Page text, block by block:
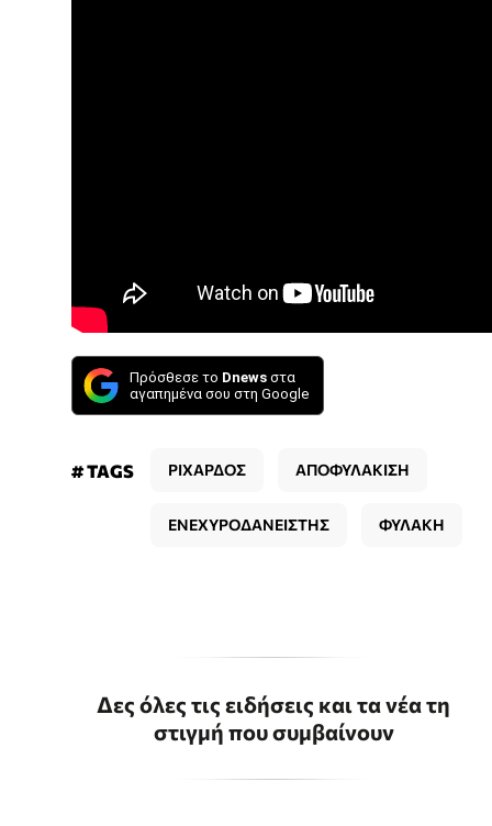
Πρόσθεσε το Dnews στα
αγαπημένα σου στη Google
# TAGS ΡΙΧΑΡΔΟΣ ΑΠΟΦΥΛΑΚΙΣΗ
ΕΝΕΧΥΡΟΔΑΝΕΙΣΤΗΣ ΦΥΛΑΚΗ
Δες όλες τις ειδήσεις και τα νέα τη
στιγμή που συμβαίνουν